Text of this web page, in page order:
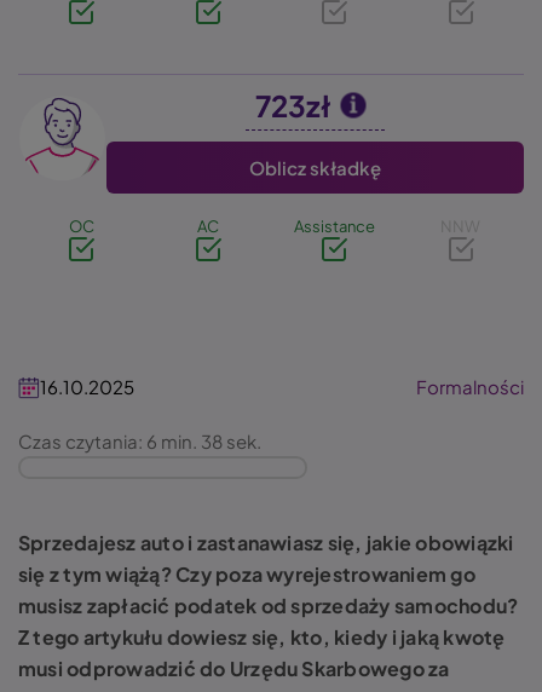
Image 723zł
Oblicz składkę
OC AC Assistance NNW
16.10.2025 Formalności
Czas czytania: 6 min. 38 sek.
Sprzedajesz auto i zastanawiasz się, jakie obowiązki
się z tym wiążą? Czy poza wyrejestrowaniem go
musisz zapłacić podatek od sprzedaży samochodu?
Z tego artykułu dowiesz się, kto, kiedy i jaką kwotę
musi odprowadzić do Urzędu Skarbowego za